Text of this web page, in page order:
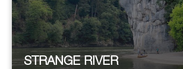
STRANGE RIVER